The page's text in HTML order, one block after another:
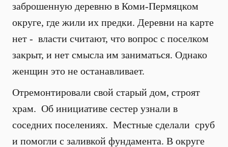
заброшенную деревню в Коми-Пермяцком
округе, где жили их предки. Деревни на карте
нет - власти считают, что вопрос с поселком
закрыт, и нет смысла им заниматься. Однако
женщин это не останавливает.
Отремонтировали свой старый дом, строят
храм. Об инициативе сестер узнали в
соседних поселениях. Местные сделали сруб
и помогли с заливкой фундамента. В округе